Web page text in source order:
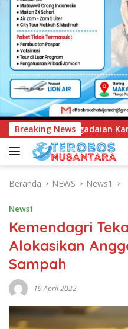
Breaking News
SulSelBarRa Maluku
Beranda NEWS News1
News1
Kemendagri
Alokasikan
Sampah
19 April 2022